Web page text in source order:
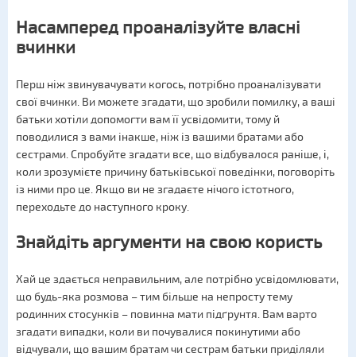
Насамперед проаналізуйте власні
вчинки
Перш ніж звинувачувати когось, потрібно проаналізувати
свої вчинки. Ви можете згадати, що зробили помилку, а ваші
батьки хотіли допомогти вам її усвідомити, тому й
поводилися з вами інакше, ніж із вашими братами або
сестрами. Спробуйте згадати все, що відбувалося раніше, і,
коли зрозумієте причину батьківської поведінки, поговоріть
із ними про це. Якщо ви не згадаєте нічого істотного,
переходьте до наступного кроку.
Знайдіть аргументи на свою користь
Хай це здається неправильним, але потрібно усвідомлювати,
що будь-яка розмова – тим більше на непросту тему
родинних стосунків – повинна мати підґрунтя. Вам варто
згадати випадки, коли ви почувалися покинутими або
відчували, що вашим братам чи сестрам батьки приділяли